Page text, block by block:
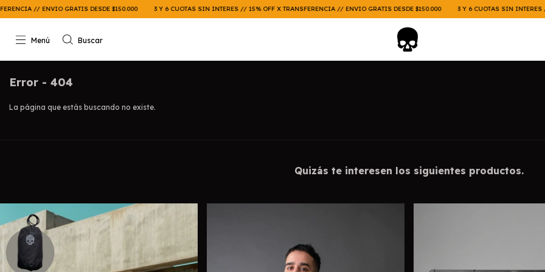
// ENVIO GRATIS DESDE $150.000 3 Y 6 CUOTAS SIN INTERES // 15% OFF X TRANSFERENCIA // ENVIO GRATIS DESDE $150.000 3 Y 6 CUOTAS SIN INTERES // 15%
Menú Buscar
Error - 404
La página que estás buscando no existe.
Quizás te interesen los siguientes productos.